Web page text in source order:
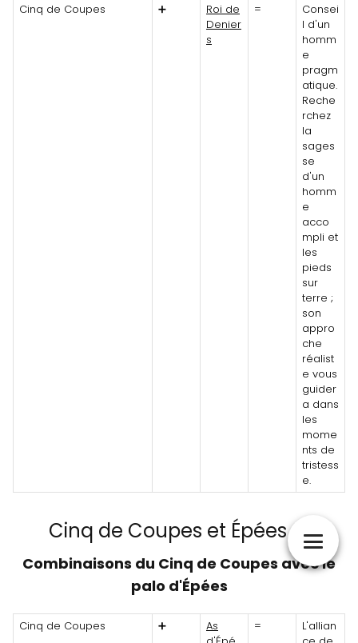
Cinq de Coupes
➕
Roi de
Denier
s
=
Consei
l d'un
homm
e
pragm
atique.
Reche
rchez
la
sages
se
d'un
homm
e
acco
mpli et
les
pieds
sur
terre ;
son
appro
che
réalist
e vous
guider
a dans
les
mome
nts de
tristess
e.
Cinq de Coupes et Épées ⚔️
Combinaisons du Cinq de Coupes avec le
palo d'Épées
Cinq de Coupes ➕
As
=
L'allian